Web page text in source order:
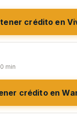
crédito en
min
crédito en